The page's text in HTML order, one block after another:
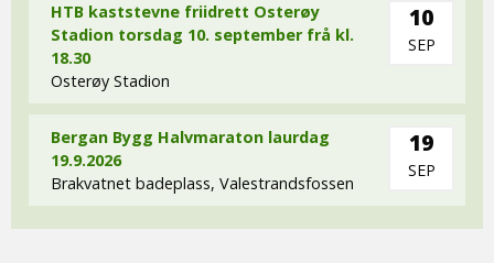
HTB kaststevne friidrett Osterøy
Stadion torsdag 10. september frå kl.
18.30
Osterøy Stadion
10
SEP
Bergan Bygg Halvmaraton laurdag
19.9.2026
Brakvatnet badeplass, Valestrandsfossen
19
SEP